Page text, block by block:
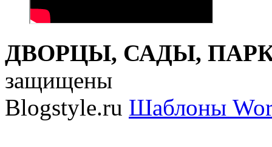
ДВОРЦЫ, САДЫ,
защищены
Blogstyle.ru Шаблоны